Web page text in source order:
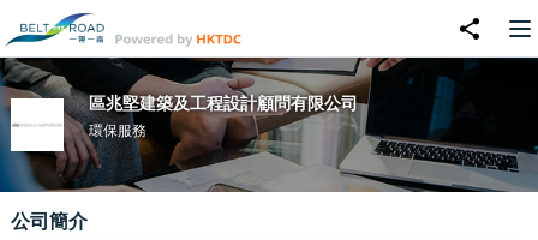
區兆堅建築及工程設計顧問有限公司
環保服務
公司簡介